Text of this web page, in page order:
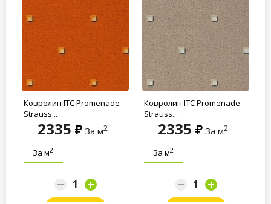
Ковролин ITC Promenade
Strauss...
2335 За м2
За м2
Ковролин ITC Promenade
Strauss...
2335 За м2
За м2